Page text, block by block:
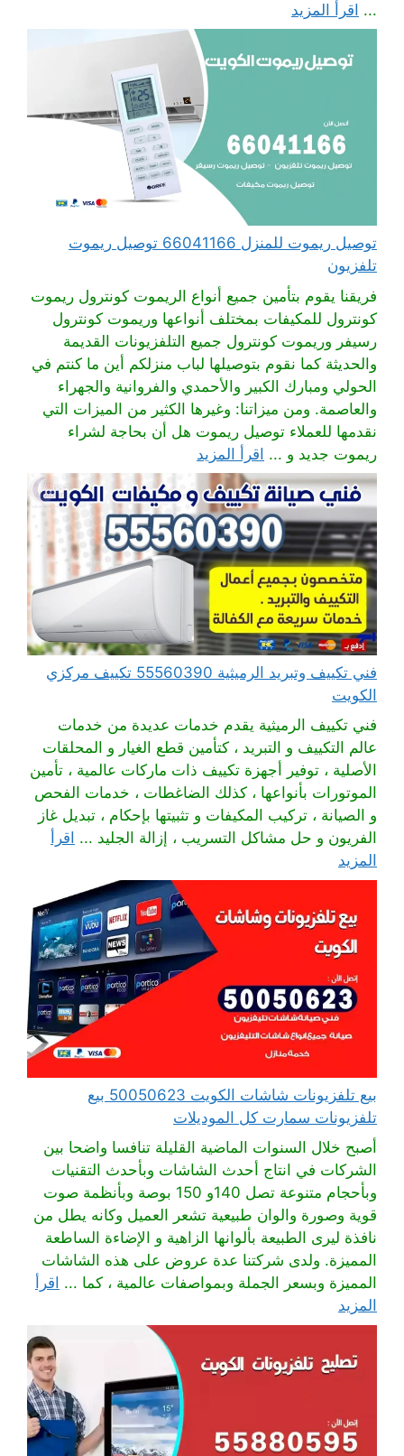
... اقرأ المزيد
توصيل ريموت للمنزل 66041166 توصيل ريموت
تلفزيون
فريقنا يقوم بتأمين جميع أنواع الريموت كونترول ريموت
كونترول للمكيفات بمختلف أنواعها وريموت كونترول
رسيفر وريموت كونترول جميع التلفزيونات القديمة
والحديثة كما نقوم بتوصيلها لباب منزلكم أين ما كنتم في
الحولي ومبارك الكبير والأحمدي والفروانية والجهراء
والعاصمة. ومن ميزاتنا: وغيرها الكثير من الميزات التي
نقدمها للعملاء توصيل ريموت هل أن بحاجة لشراء
ريموت جديد و ... اقرأ المزيد
فني تكييف وتبريد الرميثية 55560390 تكييف مركزي
الكويت
فني تكييف الرميثية يقدم خدمات عديدة من خدمات
عالم التكييف و التبريد ، كتأمين قطع الغيار و المحلقات
الأصلية ، توفير أجهزة تكييف ذات ماركات عالمية ، تأمين
الموتورات بأنواعها ، كذلك الضاغطات ، خدمات الفحص
و الصيانة ، تركيب المكيفات و تثبيتها بإحكام ، تبديل غاز
الفريون و حل مشاكل التسريب ، إزالة الجليد ... اقرأ
المزيد
بيع تلفزيونات شاشات الكويت 50050623 بيع
تلفزيونات سمارت كل الموديلات
أصبح خلال السنوات الماضية القليلة تنافسا واضحا بين
الشركات في انتاج أحدث الشاشات وبأحدث التقنيات
وبأحجام متنوعة تصل 140و 150 بوصة وبأنظمة صوت
قوية وصورة والوان طبيعية تشعر العميل وكانه يطل من
نافذة ليرى الطبيعة بألوانها الزاهية و الإضاءة الساطعة
المميزة. ولدى شركتنا عدة عروض على هذه الشاشات
المميزة وبسعر الجملة وبمواصفات عالمية ، كما ... اقرأ
المزيد